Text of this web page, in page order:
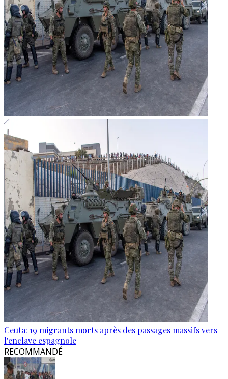
Ceuta: 19 migrants morts après des passages massifs vers
l'enclave espagnole
RECOMMANDÉ